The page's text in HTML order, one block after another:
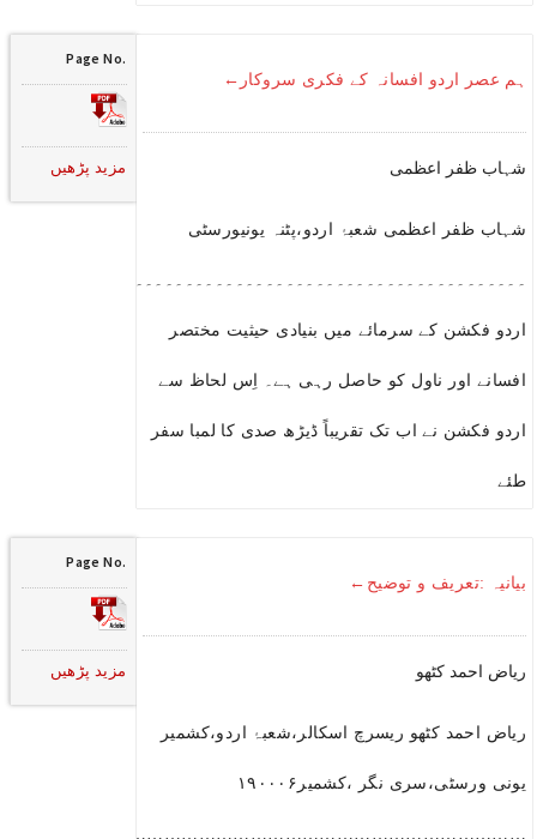
ہم عصر اردو افسانہ کے فکری سروکار←
شہاب ظفر اعظمی
شہاب ظفر اعظمی شعبۂ اردو،پٹنہ یونیورسٹی
اردو فکشن کے سرمائے میں بنیادی حیثیت مختصر
افسانے اور ناول کو حاصل رہی ہے۔ اِس لحاظ سے
اردو فکشن نے اب تک تقریباً ڈیڑھ صدی کا لمبا سفر
طئے
Page No.
مزید پڑھیں
بیانیہ :تعریف و توضیح←
ریاض احمد کٹھو
ریاض احمد کٹھو ریسرچ اسکالر،شعبۂ اردو،کشمیر
یونی ورسٹی،سری نگر ،کشمیر۱۹۰۰۰۶
Page No.
مزید پڑھیں